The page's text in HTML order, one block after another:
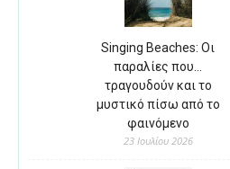
Singing Beaches: Οι
παραλίες που…
τραγουδούν και το
μυστικό πίσω από το
φαινόμενο
23 Ιουλίου 2026